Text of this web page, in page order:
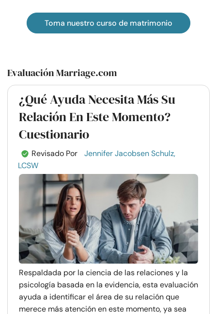
Toma nuestro curso de matrimonio
Evaluación Marriage.com
¿Qué Ayuda Necesita Más Su
Relación En Este Momento?
Cuestionario
Revisado Por
Jennifer Jacobsen Schulz,
LCSW
Respaldada por la ciencia de las relaciones y la
psicología basada en la evidencia, esta evaluación
ayuda a identificar el área de su relación que
merece más atención en este momento, ya sea